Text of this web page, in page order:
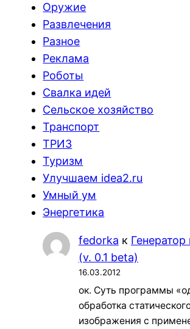
Оружие
Развлечения
Разное
Реклама
Роботы
Свалка идей
Сельское хозяйство
Транспорт
ТРИЗ
Туризм
Улучшаем idea2.ru
Умный ум
Энергетика
fedorka к
(v. 0.1 beta)
16.03.2012
ок. Суть программы
обработка
изображения с